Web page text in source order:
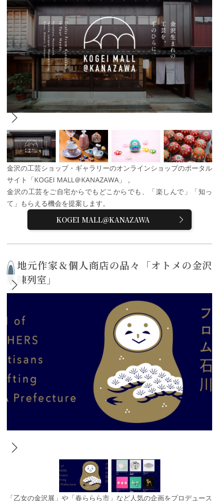
金沢の工芸ショップ・ギャラリーのオンラインショップのポータル
サイト「KOGEI MALL＠KANAZAWA」 。
金沢の工芸をご自宅からでもどこからでも、「楽しんで」「知っ
て」もらえる機会を提案します。
KOGEI MALL＠KANAZAWA
地元作家＆個人商店の品々「オトメの金沢
陳列室」
「乙女の金沢展」や「春ららら市」など人気の企画をプロデュース